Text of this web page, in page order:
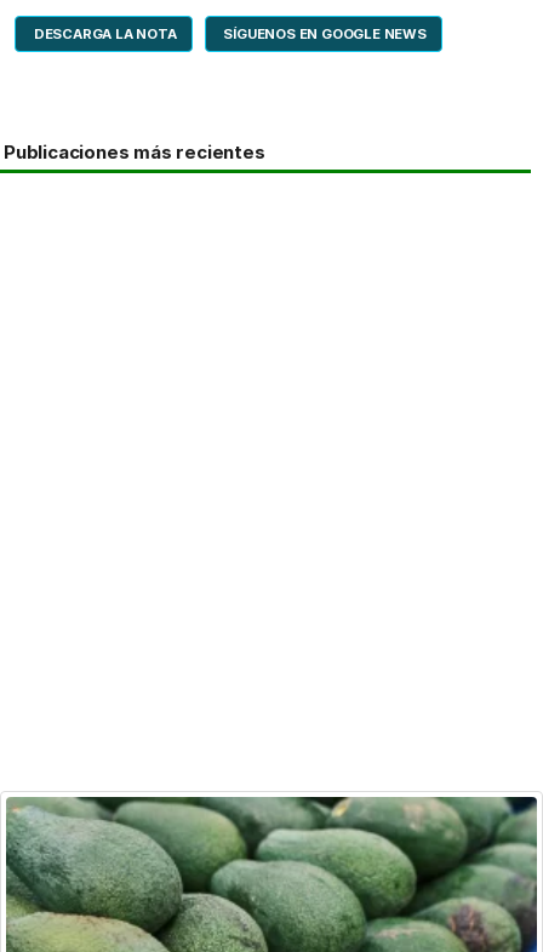
DESCARGA LA NOTA SÍGUENOS EN GOOGLE NEWS
Publicaciones más recientes